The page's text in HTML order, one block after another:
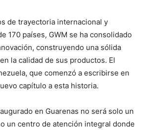
de trayectoria internacional y
170 países, GWM se ha consolidado
construyendo una sólida
la calidad de sus productos. El
que comenzó a escribirse en
capítulo a esta historia.
en Guarenas no será solo un
un centro de atención integral donde